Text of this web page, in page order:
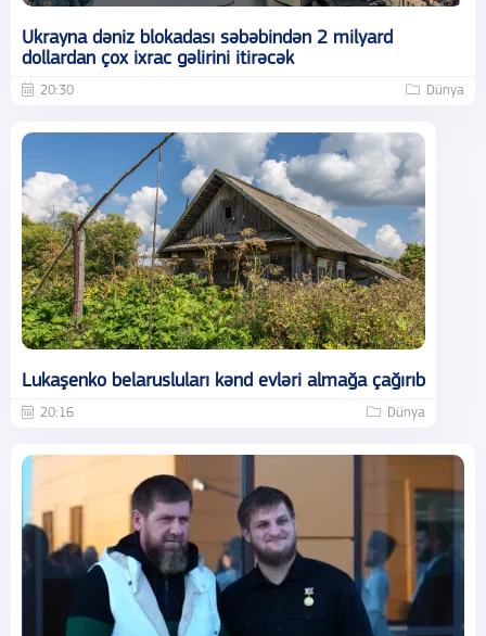
Ukrayna dəniz blokadası səbəbindən 2 milyard
dollardan çox ixrac gəlirini itirəcək
20:30 Dünya
Lukaşenko belarusluları kənd evləri almağa çağırıb
20:16 Dünya